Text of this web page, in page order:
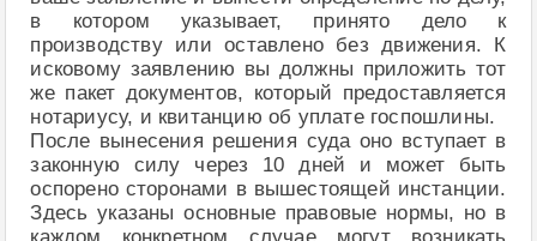
в котором указывает, принято дело к
производству или оставлено без движения. К
исковому заявлению вы должны приложить тот
же пакет документов, который предоставляется
нотариусу, и квитанцию об уплате госпошлины.
После вынесения решения суда оно вступает в
законную силу через 10 дней и может быть
оспорено сторонами в вышестоящей инстанции.
Здесь указаны основные правовые нормы, но в
каждом конкретном случае могут возникать